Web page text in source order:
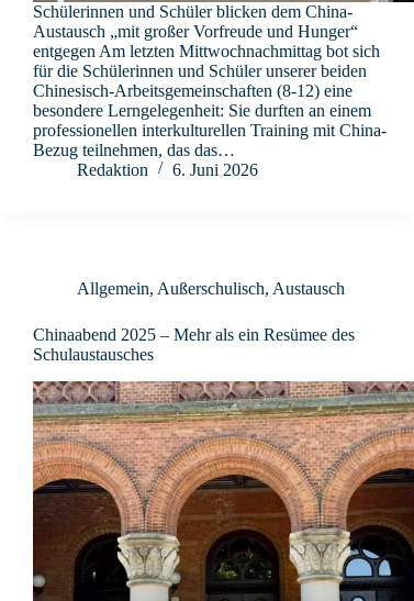
Schülerinnen und Schüler blicken dem China-
Austausch „mit großer Vorfreude und Hunger“
entgegen Am letzten Mittwochnachmittag bot sich
für die Schülerinnen und Schüler unserer beiden
Chinesisch-Arbeitsgemeinschaften (8-12) eine
besondere Lerngelegenheit: Sie durften an einem
professionellen interkulturellen Training mit China-
Bezug teilnehmen, das das…
Redaktion
6. Juni 2026
Allgemein, Außerschulisch, Austausch
Chinaabend 2025 – Mehr als ein Resümee des
Schulaustausches